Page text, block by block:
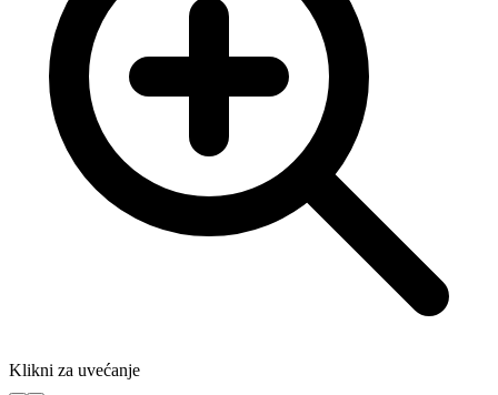
Klikni za uvećanje